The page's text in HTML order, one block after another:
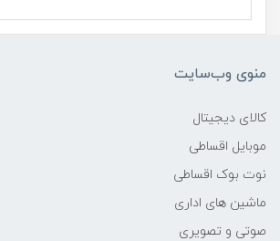
منوی وب‌سایت
کالای دیجیتال
موبایل اقساطی
نوت بوک اقساطی
ماشین های اداری
صوتی و تصویری